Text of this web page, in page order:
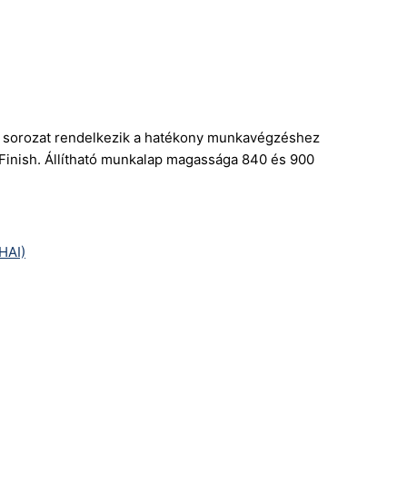
rendelkezik a hatékony munkavégzéshez
Állítható munkalap magassága 840 és 900